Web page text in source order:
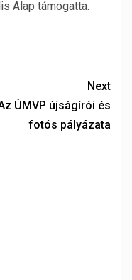
Alap támogatta.
Next
ÚMVP újságírói és
fotós pályázata